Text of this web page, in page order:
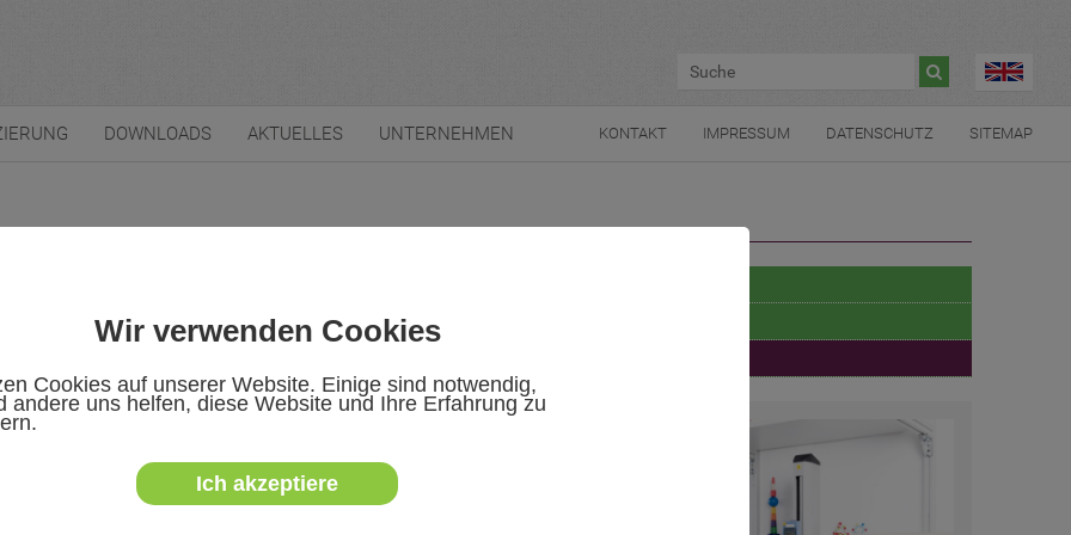
Wir verwenden Cookies
Cookies auf unserer Website. Einige sind notwendig,
andere uns helfen, diese Website und Ihre Erfahrung zu
Ich akzeptiere

DOWNLOADS AKTUELLES UNTERNEHMEN KONTAKT IMPRESSUM DATENSCHUTZ SITEMAP
EN 71-8 und DIN EN 71-14 endet jeweils am
für die Konformitätsbewertung betreffender